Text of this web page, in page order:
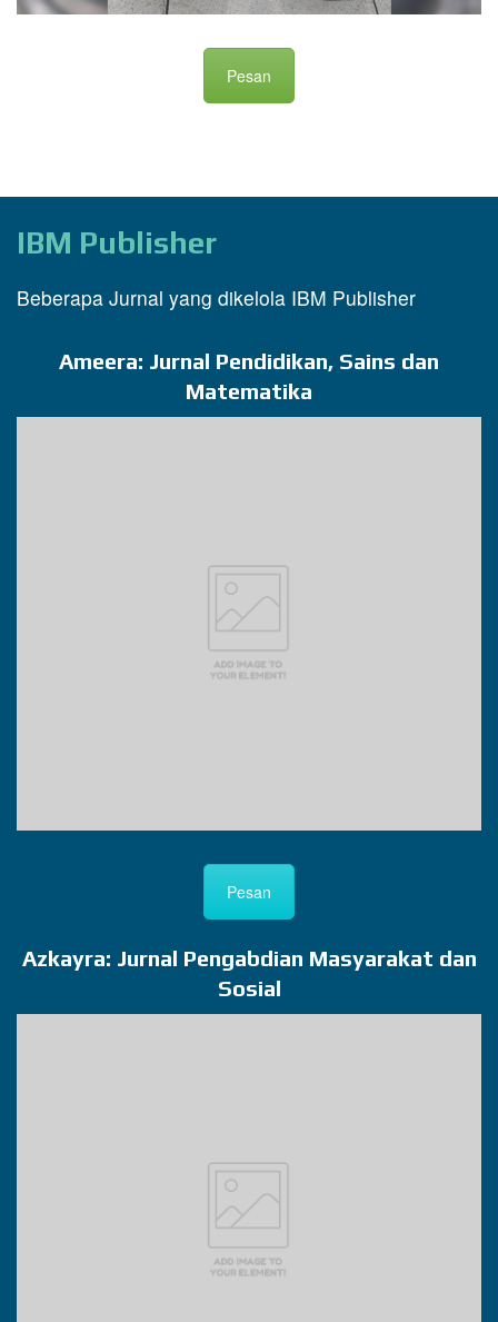
Pesan
IBM Publisher
Beberapa Jurnal yang dikelola IBM Publisher
Ameera: Jurnal Pendidikan, Sains dan
Matematika
Pesan
Azkayra: Jurnal Pengabdian Masyarakat dan
Sosial